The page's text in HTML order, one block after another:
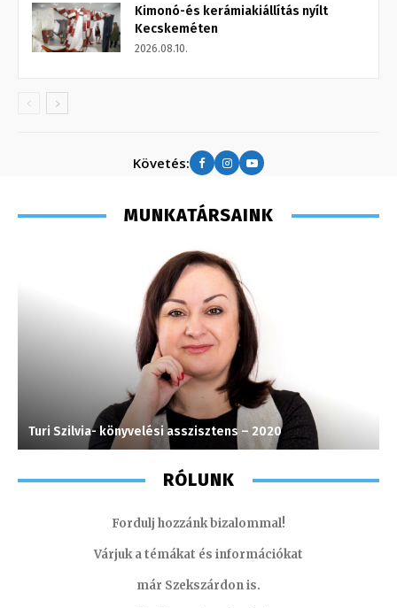
Kimonó-és kerámiakiállítás nyílt
Kecskeméten
2026.08.10.
Követés:
MUNKATÁRSAINK
Turi Szilvia- könyvelési asszisztens – 2020
RÓLUNK
Fordulj hozzánk bizalommal!
Várjuk a témákat és információkat
már Szekszárdon is.